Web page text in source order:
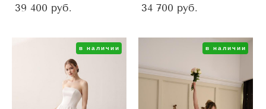
39 400 pуб. 34 700 pуб.
в наличии в наличии